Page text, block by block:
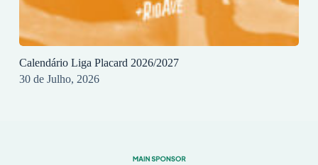
Calendário Liga Placard 2026/2027
30 de Julho, 2026